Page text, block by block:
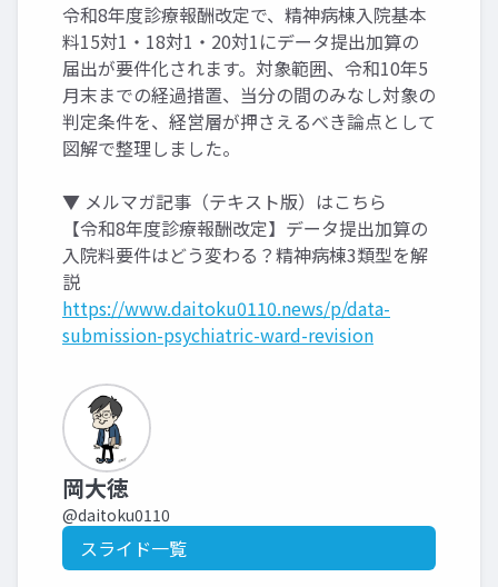
令和8年度診療報酬改定で、精神病棟入院基本
料15対1・18対1・20対1にデータ提出加算の
届出が要件化されます。対象範囲、令和10年5
月末までの経過措置、当分の間のみなし対象の
判定条件を、経営層が押さえるべき論点として
図解で整理しました。
▼ メルマガ記事（テキスト版）はこちら
【令和8年度診療報酬改定】データ提出加算の
入院料要件はどう変わる？精神病棟3類型を解
説
https://www.daitoku0110.news/p/data-
submission-psychiatric-ward-revision
岡大徳
@daitoku0110
スライド一覧